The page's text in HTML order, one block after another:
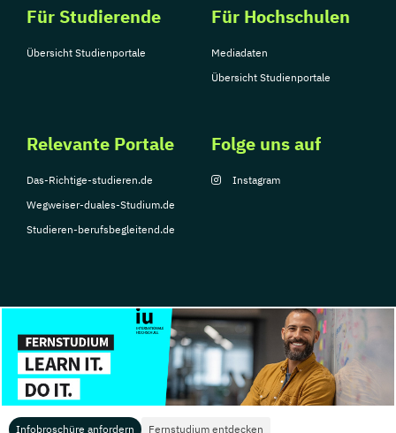
Infobroschüre anfordern Fernstudium entdecken
Für Studierende
Übersicht Studienportale
Für Hochschulen
Mediadaten
Übersicht Studienportale
Relevante Portale
Das-Richtige-studieren.de
Wegweiser-duales-Studium.de
Studieren-berufsbegleitend.de
Folge uns auf
Instagram
© Copyright 2026, TarGroup Media GmbH
Impressum
Datenschutzerklärung Nutzungsbedingungen